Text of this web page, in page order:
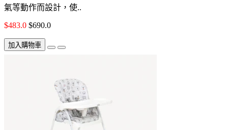
氣等動作而設計，使..
$483.0 $690.0
加入購物車